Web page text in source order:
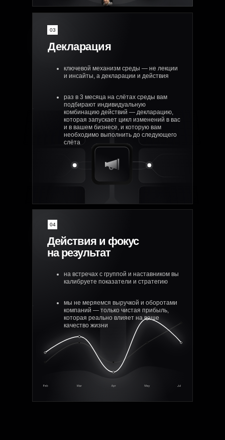
03
Декларация
ключевой механизм среды — не лекции
и инсайты, а декларации и действия
раз в 3 месяца на слётах среды вам
подбирают индивидуальную
комбинацию действий — декларацию,
которая запускает цикл изменений в вас
и в вашем бизнесе, и которую вам
необходимо выполнить до следующего
слёта
04
Действия и фокус
на результат
на встречах с группой и наставником вы
калибруете показатели и стратегию
мы не меряемся выручкой и оборотами
компаний — только чистая прибыль,
которая реально влияет на ваше
качество жизни